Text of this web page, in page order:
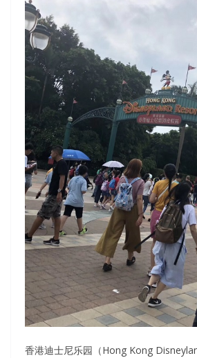
香港迪士尼乐园（Hong Kong